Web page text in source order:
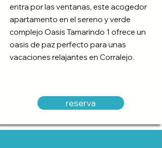
entra por las ventanas, este acogedor
apartamento en el sereno y verde
complejo Oasis Tamarindo 1 ofrece un
oasis de paz perfecto para unas
vacaciones relajantes en Corralejo.
reserva